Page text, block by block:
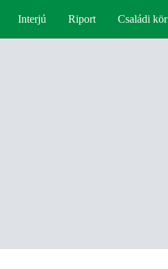
Interjú Riport Családi kör